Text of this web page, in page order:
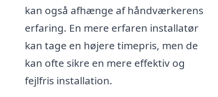
kan også afhænge af håndværkerens
erfaring. En mere erfaren installatør
kan tage en højere timepris, men de
kan ofte sikre en mere effektiv og
fejlfris installation.